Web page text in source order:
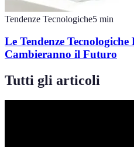
Tendenze Tecnologiche5 min
Le Tendenze
Cambieranno il Futuro
Tutti gli articoli